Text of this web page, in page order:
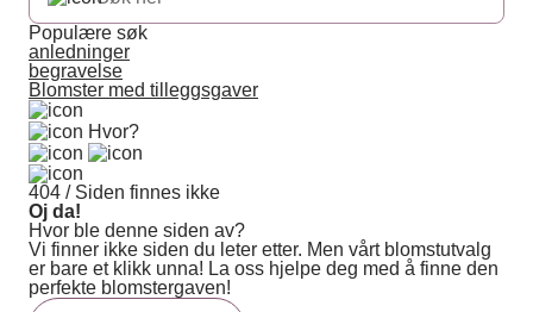
Populære søk
anledninger
begravelse
Blomster med tilleggsgaver
Hvor?
404 / Siden finnes ikke
Oj da!
Hvor ble denne siden av?
Vi finner ikke siden du leter etter. Men vårt blomstutvalg
er bare et klikk unna! La oss hjelpe deg med å finne den
perfekte blomstergaven!